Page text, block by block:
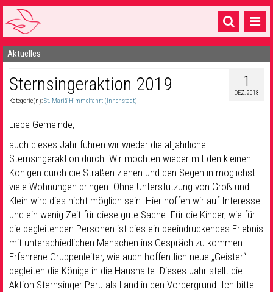
Startseite
1 Pfarrei
16 Gemeinden & mehr
Gottesdienste & Sinnsuche
Sakramente & Feste
Gemeinschaft & Soziales
Musik & Kultur
Seelsorge & Kontakt
Aktuelles
1
DEZ. 2018
Sternsingeraktion 2019
Kategorie(n):St. Mariä Himmelfahrt (Innenstadt)
Liebe Gemeinde,
auch dieses Jahr führen wir wieder die alljährliche
Sternsingeraktion durch. Wir möchten wieder mit den kleinen
Königen durch die Straßen ziehen und den Segen in möglichst
viele Wohnungen bringen. Ohne Unterstützung von Groß und
Klein wird dies nicht möglich sein. Hier hoffen wir auf Interesse
und ein wenig Zeit für diese gute Sache. Für die Kinder, wie für
die begleitenden Personen ist dies ein beeindruckendes Erlebnis
mit unterschiedlichen Menschen ins Gespräch zu kommen.
Erfahrene Gruppenleiter, wie auch hoffentlich neue „Geister“
begleiten die Könige in die Haushalte. Dieses Jahr stellt die
Aktion Sternsinger Peru als Land in den Vordergrund. Ich bitte